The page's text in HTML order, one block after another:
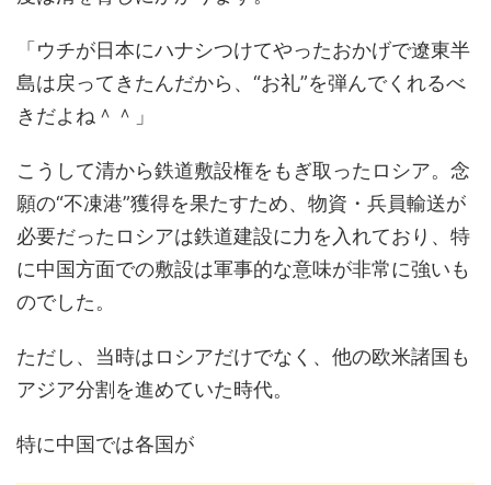
「ウチが日本にハナシつけてやったおかげで遼東半
島は戻ってきたんだから、“お礼”を弾んでくれるべ
きだよね＾＾」
こうして清から鉄道敷設権をもぎ取ったロシア。念
願の“不凍港”獲得を果たすため、物資・兵員輸送が
必要だったロシアは鉄道建設に力を入れており、特
に中国方面での敷設は軍事的な意味が非常に強いも
のでした。
ただし、当時はロシアだけでなく、他の欧米諸国も
アジア分割を進めていた時代。
特に中国では各国が